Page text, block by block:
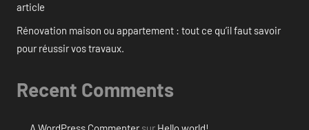
article
Rénovation maison ou appartement : tout ce qu’il faut savoir
pour réussir vos travaux.
Recent Comments